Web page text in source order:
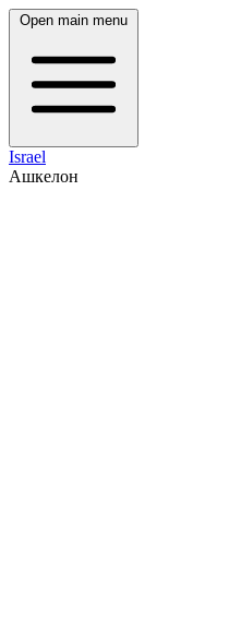
Open main menu
Israel
Ашкелон